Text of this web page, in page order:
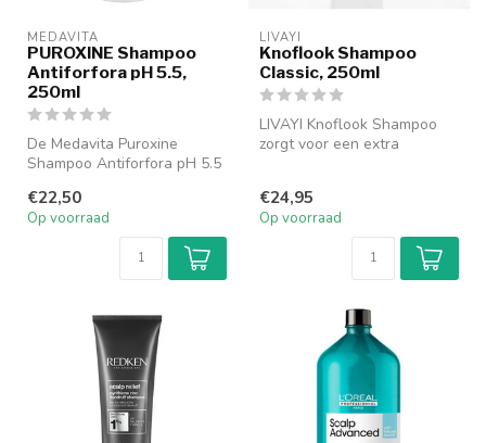
MEDAVITA
PUROXINE Shampoo
Antiforfora pH 5.5,
250ml
De Medavita Puroxine
Shampoo Antiforfora pH 5.5
effec...
€22,50
Op voorraad
LIVAYI
Knoflook Shampoo
Classic, 250ml
LIVAYI Knoflook Shampoo
zorgt voor een extra
€24,95
Op voorraad